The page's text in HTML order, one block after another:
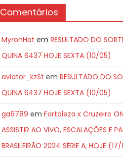
Comentários
MyronHat emRESULTADO DO
QUINA 6437 HOJE SEXTA (10/05)
aviator_kzSt emRESULTADO DO
QUINA 6437 HOJE SEXTA (10/05)
ga6789 emFortaleza x Cruzeiro
ASSISTIR AO VIVO, ESCALAÇÕES E
BRASILEIRÃO 2024 SÉRIE A, HOJE